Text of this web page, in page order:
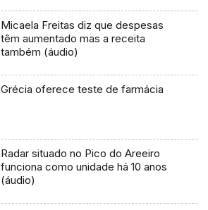
Micaela Freitas diz que despesas
têm aumentado mas a receita
também (áudio)
Grécia oferece teste de farmácia
Radar situado no Pico do Areeiro
funciona como unidade há 10 anos
(áudio)